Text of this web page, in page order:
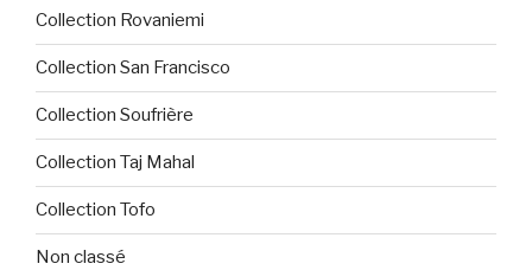
Collection Rovaniemi
Collection San Francisco
Collection Soufrière
Collection Taj Mahal
Collection Tofo
Non classé